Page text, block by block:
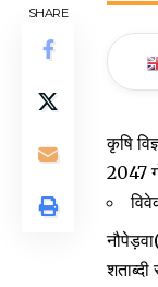
SHARE
कृषि
2047